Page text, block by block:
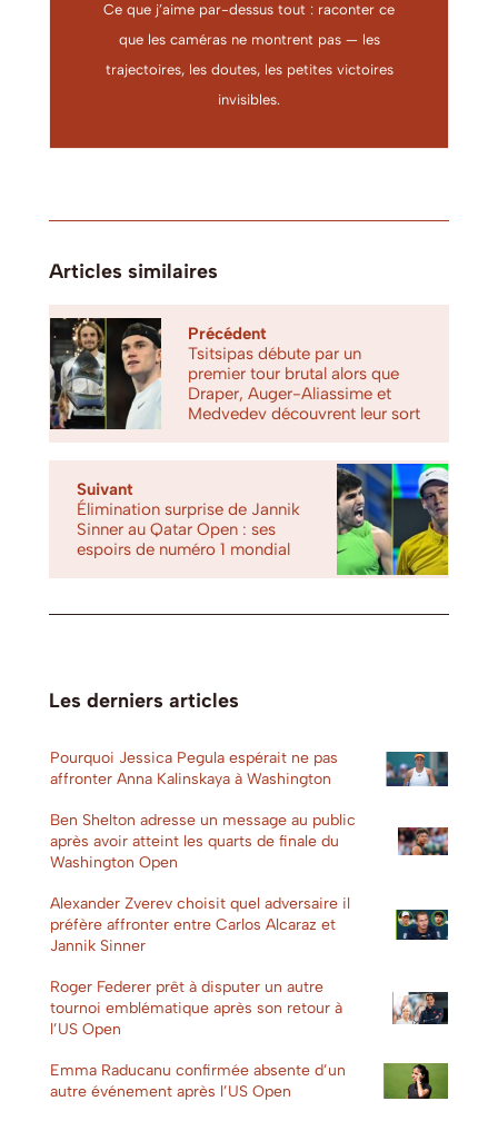
Ce que j’aime par-dessus tout : raconter ce
que les caméras ne montrent pas — les
trajectoires, les doutes, les petites victoires
invisibles.
Articles similaires
Précédent
Tsitsipas débute par un
premier tour brutal alors que
Draper, Auger-Aliassime et
Medvedev découvrent leur sort
Suivant
Élimination surprise de Jannik
Sinner au Qatar Open : ses
espoirs de numéro 1 mondial
Les derniers articles
Pourquoi Jessica Pegula espérait ne pas
affronter Anna Kalinskaya à Washington
Ben Shelton adresse un message au public
après avoir atteint les quarts de finale du
Washington Open
Alexander Zverev choisit quel adversaire il
préfère affronter entre Carlos Alcaraz et
Jannik Sinner
Roger Federer prêt à disputer un autre
tournoi emblématique après son retour à
l’US Open
Emma Raducanu confirmée absente d’un
autre événement après l’US Open